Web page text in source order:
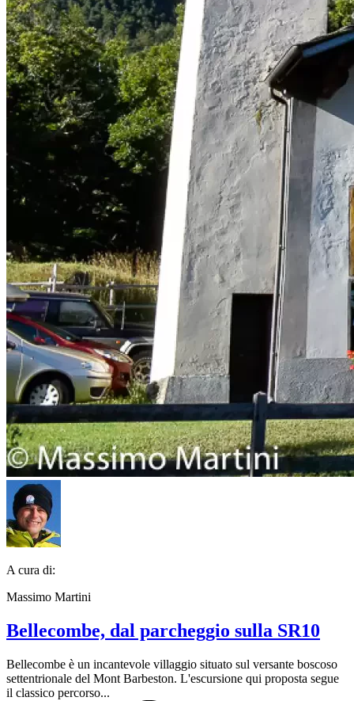
A cura di:
Massimo Martini
Bellecombe, dal parcheggio sulla SR10
Bellecombe è un incantevole villaggio situato sul versante boscoso
settentrionale del Mont Barbeston. L'escursione qui proposta segue
il classico percorso...